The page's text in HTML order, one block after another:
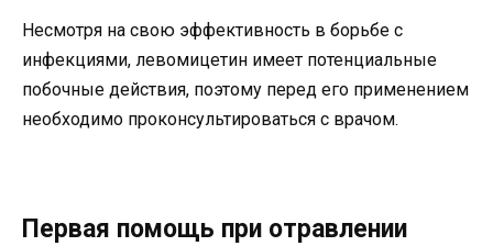
Несмотря на свою эффективность в борьбе с
инфекциями, левомицетин имеет потенциальные
побочные действия, поэтому перед его применением
необходимо проконсультироваться с врачом.
Первая помощь при отравлении